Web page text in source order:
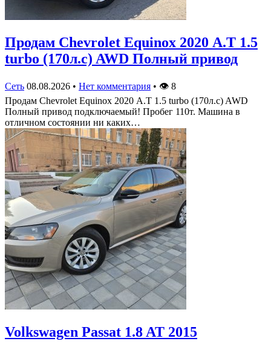
Продам Chevrolet Equinox 2020 А.Т 1.5
turbo (170л.с) AWD Полный привод
Сеть 08.08.2026 • Нет комментария • 👁 8
Продам Chevrolet Equinox 2020 А.Т 1.5 turbo (170л.с) AWD
Полный привод подключаемый! Пробег 110т. Машина в
отличном состоянии ни каких…
Volkswagen Passat 1.8 AT 2015